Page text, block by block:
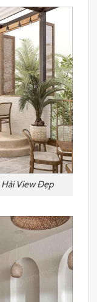
Hải View Đẹp